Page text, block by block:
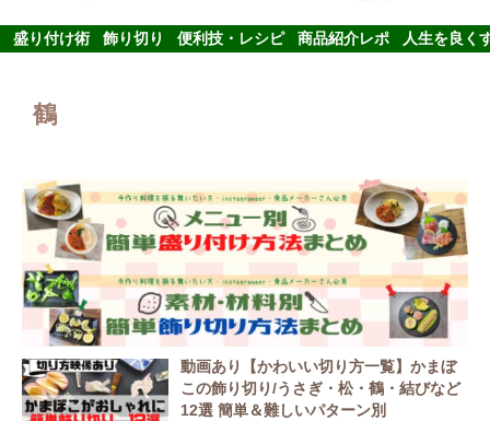
盛り付け術 飾り切り 便利技・レシピ 商品紹介レポ 人生を良く
鶴
動画あり【かわいい切り方一覧】かまぼ
この飾り切り/うさぎ・松・鶴・結びなど
12選 簡単＆難しいパターン別